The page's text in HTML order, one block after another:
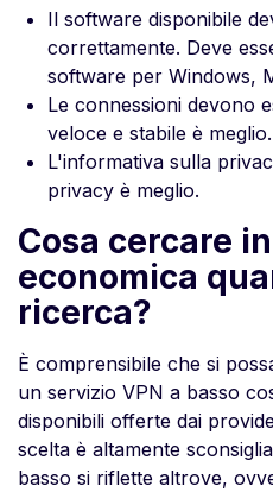
Il software disponibile
correttamente. Deve
software per Windows,
Le connessioni devono
veloce e stabile è meglio.
L'informativa sulla
privacy è meglio.
Cosa cercare
economica
ricerca?
È comprensibile che si
un servizio VPN a basso
disponibili offerte dai
scelta è altamente
basso si riflette altrove,